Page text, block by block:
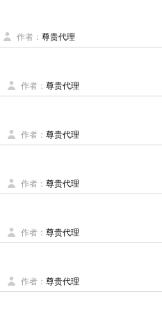
作者： 尊贵代理
作者： 尊贵代理
作者： 尊贵代理
作者： 尊贵代理
作者： 尊贵代理
作者： 尊贵代理